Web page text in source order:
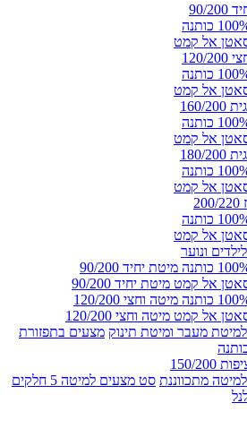
200
כותנה
אל קמט
200
כותנה
אל קמט
200
כותנה
אל קמט
200
כותנה
אל קמט
כותנה
אל קמט
ונוער
כותנה מיטת יחיד 90/200
אל קמט מיטת יחיד 90/200
כותנה מיטה וחצי 120/200
אל קמט מיטה וחצי 120/200
מעבר ומיטת תינוק מצעים בתפזורת
150/200
מתכווננת סט מצעים למיטה 5 חלקים